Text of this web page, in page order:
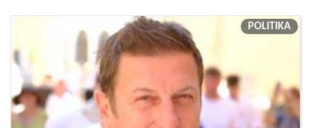
POLITIKA